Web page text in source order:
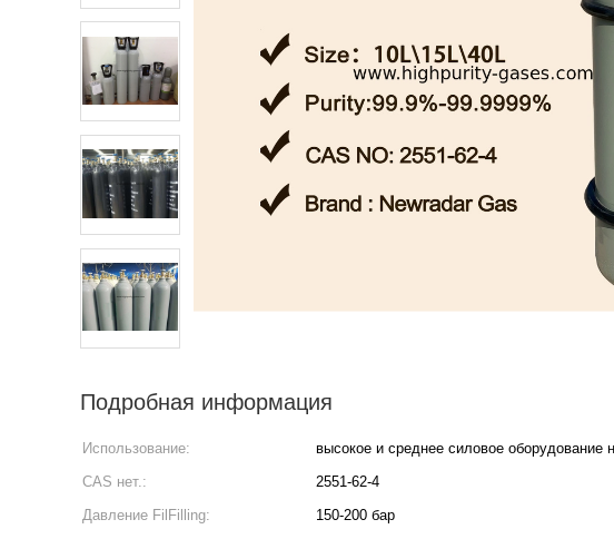
Подробная информация
Использование: высокое и среднее силовое оборудование
CAS нет.:
2551-62-4
Давление FilFilling:
150-200 бар